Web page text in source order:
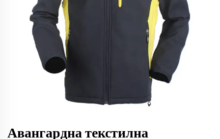
Авангардна текстилна